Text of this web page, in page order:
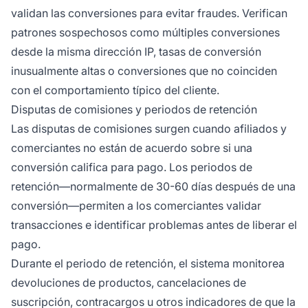
validan las conversiones para evitar fraudes. Verifican
patrones sospechosos como múltiples conversiones
desde la misma dirección IP, tasas de conversión
inusualmente altas o conversiones que no coinciden
con el comportamiento típico del cliente.
Disputas de comisiones y periodos de retención
Las disputas de comisiones surgen cuando afiliados y
comerciantes no están de acuerdo sobre si una
conversión califica para pago. Los periodos de
retención—normalmente de 30-60 días después de una
conversión—permiten a los comerciantes validar
transacciones e identificar problemas antes de liberar el
pago.
Durante el periodo de retención, el sistema monitorea
devoluciones de productos, cancelaciones de
suscripción, contracargos u otros indicadores de que la